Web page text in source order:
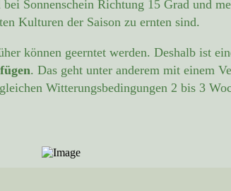
Sonnenschein Richtung 15 Grad und
Kulturen der Saison zu ernten sind.
können geerntet werden. Deshalb ist
. Das geht unter anderem mit einem
Witterungsbedingungen 2 bis 3